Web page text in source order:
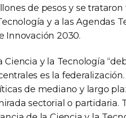
de pesos y se
y a las Agendas
Innovación 2030.
y la Tecnología
es la
de mediano y largo
sectorial o partidaria.